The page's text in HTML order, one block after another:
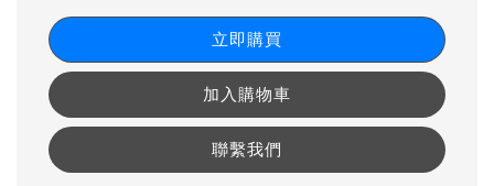
立即購買
加入購物車
聯繫我們